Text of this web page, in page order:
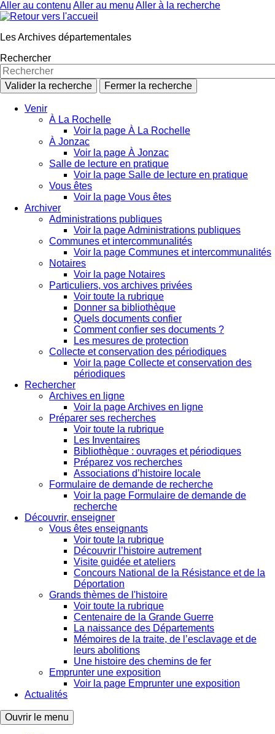
Aller au contenu Aller au menu Aller à la recherche
Les Archives départementales
Rechercher
Valider la recherche Fermer la recherche
Venir
À La Rochelle
Voir la page À La Rochelle
À Jonzac
Voir la page À Jonzac
Salle de lecture en pratique
Voir la page Salle de lecture en pratique
Vous êtes
Voir la page Vous êtes
Archiver
Administrations publiques
Voir la page Administrations publiques
Communes et intercommunalités
Voir la page Communes et intercommunalités
Notaires
Voir la page Notaires
Particuliers, vos archives privées
Voir toute la rubrique
Donner sa bibliothèque
Quels documents confier
Comment confier ses documents ?
Les mesures de protection
Collecte et conservation des périodiques
Voir la page Collecte et conservation des
périodiques
Rechercher
Archives en ligne
Voir la page Archives en ligne
Préparer ses recherches
Voir toute la rubrique
Les Inventaires
Bibliothèque : ouvrages et périodiques
Préparez vos recherches
Associations d’histoire locale
Formulaire de demande de recherche
Voir la page Formulaire de demande de
recherche
Découvrir, enseigner
Vous êtes enseignants
Voir toute la rubrique
Découvrir l’histoire autrement
Visite guidée et ateliers
Concours National de la Résistance et de la
Déportation
Grands thèmes de l'histoire
Voir toute la rubrique
Centenaire de la Grande Guerre
La naissance des Départements
Mémoires de la traite, de l’esclavage et de
leurs abolitions
Une histoire des chemins de fer
Emprunter une exposition
Voir la page Emprunter une exposition
Actualités
Ouvrir le menu